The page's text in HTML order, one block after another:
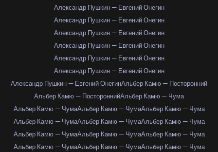
Александр Пушкин — Евгений Онегин
Александр Пушкин — Евгений Онегин
Александр Пушкин — Евгений Онегин
Александр Пушкин — Евгений Онегин
Александр Пушкин — Евгений Онегин
Александр Пушкин — Евгений Онегин
Александр Пушкин — Евгений ОнегинАльбер Камю — Посторонний
Альбер Камю — ПостороннийАльбер Камю — Чума
Альбер Камю — ЧумаАльбер Камю — ЧумаАльбер Камю — Чума
Альбер Камю — ЧумаАльбер Камю — ЧумаАльбер Камю — Чума
Альбер Камю — ЧумаАльбер Камю — ЧумаАльбер Камю — Чума
Альбер Камю — ЧумаАльбер Камю — ЧумаАльбер Камю — Чума